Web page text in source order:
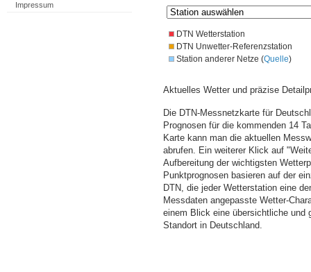
Impressum
DTN Wetterstation
DTN Unwetter-Referenzstation
Station anderer Netze (Quelle)
Aktuelles Wetter und präzise
Die DTN-Messnetzkarte für
Prognosen für die kommenden 14
Karte kann man die aktuellen
abrufen. Ein weiterer Klick auf
Aufbereitung der wichtigsten
Punktprognosen basieren auf der
DTN, die jeder Wetterstation eine
Messdaten angepasste Wetter-
einem Blick eine übersichtliche und
Standort in Deutschland.